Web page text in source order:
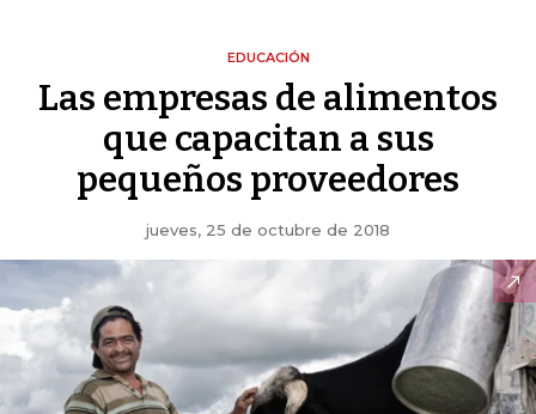
EDUCACIÓN
Las empresas de alimentos
que capacitan a sus
pequeños proveedores
jueves, 25 de octubre de 2018